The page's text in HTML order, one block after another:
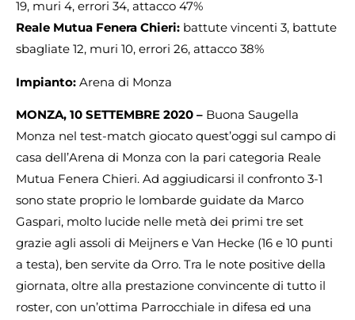
19, muri 4, errori 34, attacco 47%
Reale Mutua Fenera Chieri: battute vincenti 3, battute
sbagliate 12, muri 10, errori 26, attacco 38%
Impianto: Arena di Monza
MONZA, 10 SETTEMBRE 2020 – Buona Saugella
Monza nel test-match giocato quest’oggi sul campo di
casa dell’Arena di Monza con la pari categoria Reale
Mutua Fenera Chieri. Ad aggiudicarsi il confronto 3-1
sono state proprio le lombarde guidate da Marco
Gaspari, molto lucide nelle metà dei primi tre set
grazie agli assoli di Meijners e Van Hecke (16 e 10 punti
a testa), ben servite da Orro. Tra le note positive della
giornata, oltre alla prestazione convincente di tutto il
roster, con un’ottima Parrocchiale in difesa ed una